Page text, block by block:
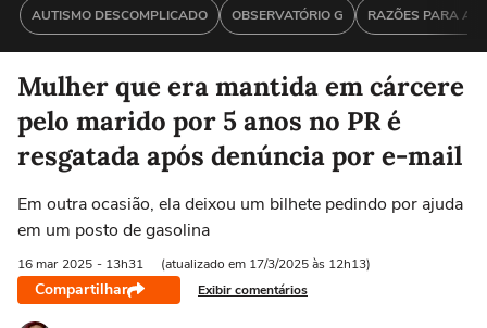
AUTISMO DESCOMPLICADO OBSERVATÓRIO G RAZÕES PARA
Mulher que era mantida em cárcere
pelo marido por 5 anos no PR é
resgatada após denúncia por e-mail
Em outra ocasião, ela deixou um bilhete pedindo por ajuda
em um posto de gasolina
16 mar 2025 - 13h31 (atualizado em 17/3/2025 às 12h13)
Compartilhar Exibir comentários